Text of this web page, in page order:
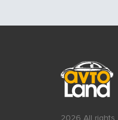
2026 All rights